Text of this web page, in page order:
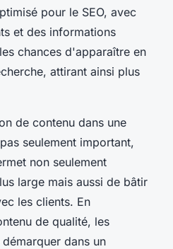
pour le SEO, avec
et des informations
chances d'apparaître en
attirant ainsi plus
de contenu dans une
seulement important,
non seulement
large mais aussi de bâtir
les clients. En
de qualité, les
dans un